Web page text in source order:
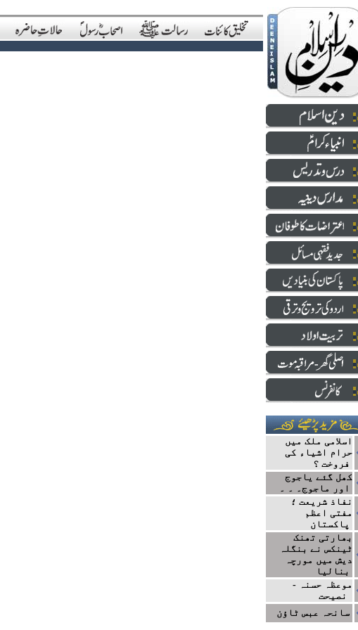
اسلامی ملک میں
حرام اشیاء کی
فروخت ؟
کھل گئے یاجوج
اور ماجوج۔ ۔ ۔
نفاذ شریعت ؛
مفتی اعظم
پاکستان
بھارتی تھنک
ٹینکس نے بنگلہ
دیش میں مورچہ
بنالیا
موعظہ حسنہ -
سانحہ عبس ٹاؤن